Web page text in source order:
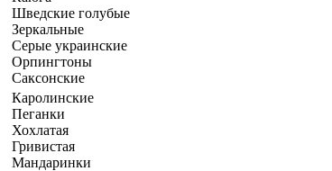
Шведские голубые
Зеркальные
Серые украинские
Орпингтоны
Саксонские
Каролинские
Пеганки
Хохлатая
Гривистая
Мандаринки